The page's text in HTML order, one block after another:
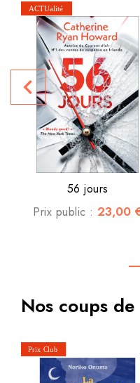
56 jours
Prix public : 23,00
navigate_before
Nos coups